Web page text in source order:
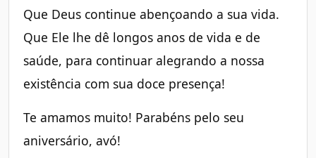
Que Deus continue abençoando a sua vida.
Que Ele lhe dê longos anos de vida e de
saúde, para continuar alegrando a nossa
existência com sua doce presença!
Te amamos muito! Parabéns pelo seu
aniversário, avó!